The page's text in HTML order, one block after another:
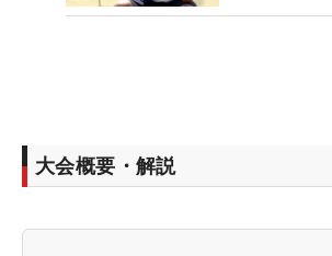
大会概要・解説